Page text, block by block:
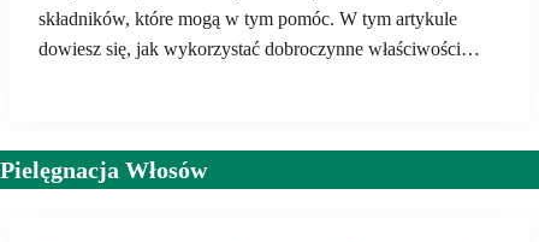
składników, które mogą w tym pomóc. W tym artykule
dowiesz się, jak wykorzystać dobroczynne właściwości…
Pielęgnacja Włosów